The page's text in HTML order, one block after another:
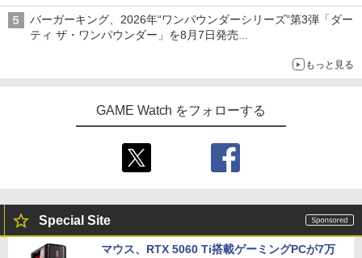
バーガーキング、2026年“ワンパウンダーシリーズ”第3弾「ダー
ティ ザ・ワンパウンダー」を8月7日発売
もっと見る
GAME Watch をフォローする
Special Site
マウス、RTX 5060 Ti搭載ゲーミングPCが7万